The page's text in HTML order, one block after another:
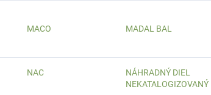
MACO MADAL BAL
NAC
NÁHRADNÝ DIEL
NEKATALOGIZOVANÝ